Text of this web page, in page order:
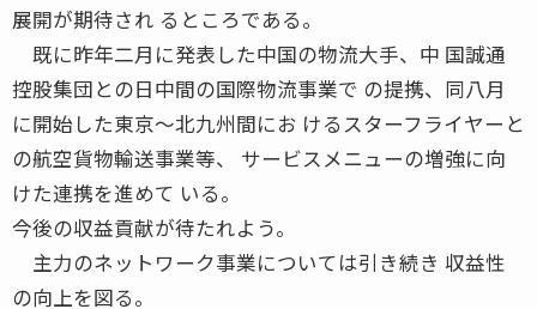
展開が期待され るところである。
既に昨年二月に発表した中国の物流大手、中 国誠通
控股集団との日中間の国際物流事業で の提携、同八月
に開始した東京〜北九州間にお けるスターフライヤーと
の航空貨物輸送事業等、 サービスメニューの増強に向
けた連携を進めて いる。
今後の収益貢献が待たれよう。
主力のネットワーク事業については引き続き 収益性
の向上を図る。